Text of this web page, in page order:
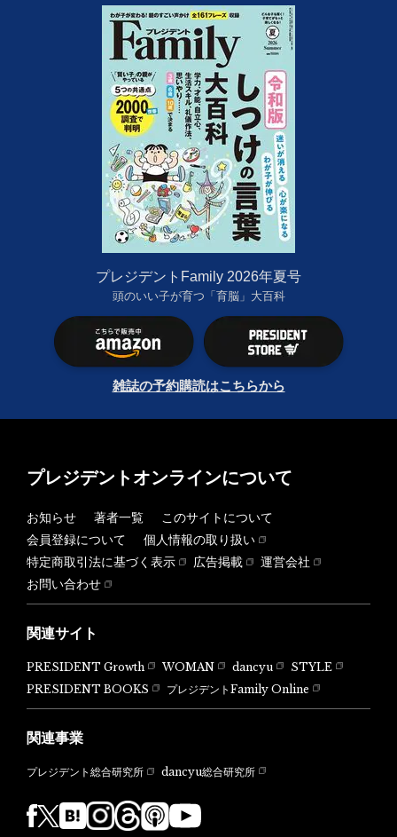
プレジデントFamily 2026年夏号
頭のいい子が育つ「育脳」大百科
雑誌の予約購読はこちらから
プレジデントオンラインについて
お知らせ 著者一覧
このサイトについて
会員登録について
個人情報の取り扱い
特定商取引法に基づく表示
広告掲載
運営会社
お問い合わせ
関連サイト
PRESIDENT Growth WOMAN dancyu
STYLE
PRESIDENT BOOKS
プレジデントFamily Online
関連事業
プレジデント総合研究所 dancyu総合研究所